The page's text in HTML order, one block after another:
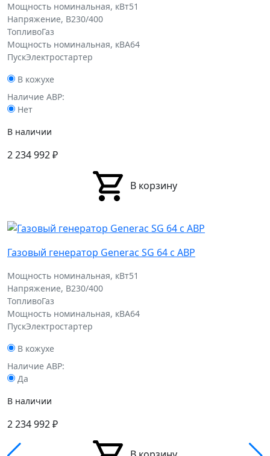
Мощность номинальная, кВт51
Напряжение, В230/400
ТопливоГаз
Мощность номинальная, кВА64
ПускЭлектростартер
В кожухе
Наличие АВР:
Нет
В наличии
2 234 992₽
В корзину
Газовый генератор Generac SG 64 с АВР
Мощность номинальная, кВт51
Напряжение, В230/400
ТопливоГаз
Мощность номинальная, кВА64
ПускЭлектростартер
В кожухе
Наличие АВР:
Да
В наличии
2 234 992₽